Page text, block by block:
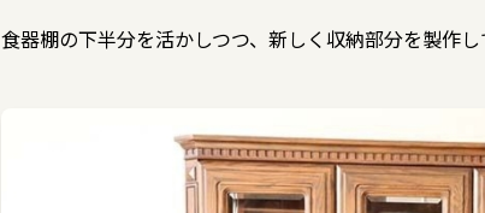
食器棚の下半分を活かしつつ、新しく収納部分を製作